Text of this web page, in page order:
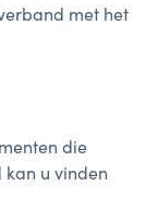
met het
die
u vinden